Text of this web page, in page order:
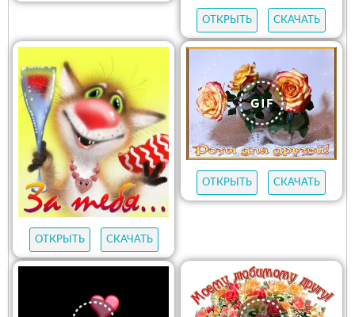
ОТКРЫТЬ СКАЧАТЬ
ОТКРЫТЬ СКАЧАТЬ
ОТКРЫТЬ СКАЧАТЬ